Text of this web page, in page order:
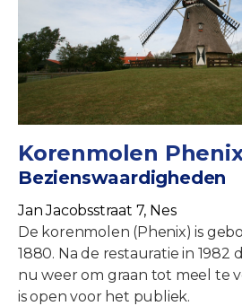
Korenmolen
Bezienswaardigheden
Jan Jacobsstraat 7, Nes
De korenmolen (Phenix) is
1880. Na de restauratie in
nu weer om graan tot meel te
is open voor het publiek.